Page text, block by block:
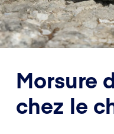
Morsure
chez le